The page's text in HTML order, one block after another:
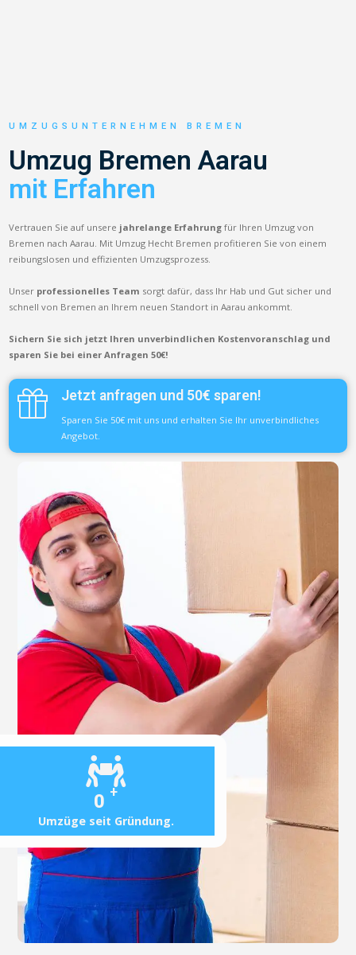
0 +
Umzüge seit Gründung.
UMZUGSUNTERNEHMEN BREMEN
Umzug Bremen Aarau
mit Erfahren
Vertrauen Sie auf unsere jahrelange Erfahrung für Ihren Umzug von
Bremen nach Aarau. Mit Umzug Hecht Bremen profitieren Sie von einem
reibungslosen und effizienten Umzugsprozess.
Unser professionelles Team sorgt dafür, dass Ihr Hab und Gut sicher und
schnell von Bremen an Ihrem neuen Standort in Aarau ankommt.
Sichern Sie sich jetzt Ihren unverbindlichen Kostenvoranschlag und
sparen Sie bei einer Anfragen 50€!
Jetzt anfragen und 50€ sparen!
Sparen Sie 50€ mit uns und erhalten Sie Ihr unverbindliches
Angebot.